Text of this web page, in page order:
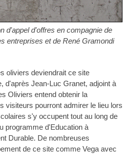
d'appel d'offres en compagnie de
entreprises et de René Gramondi
oliviers deviendrait ce site
d'après Jean-Luc Granet, adjoint à
Oliviers entend obtenir la
visiteurs pourront admirer le lieu lors
s'y occupent tout au long de
programme d'Education à
Durable. De nombreuses
de ce site comme Vega avec